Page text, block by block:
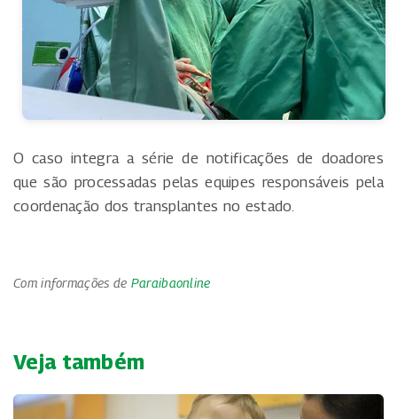
O caso integra a série de notificações de doadores
que são processadas pelas equipes responsáveis pela
coordenação dos transplantes no estado.
Com informações de Paraibaonline
Veja também